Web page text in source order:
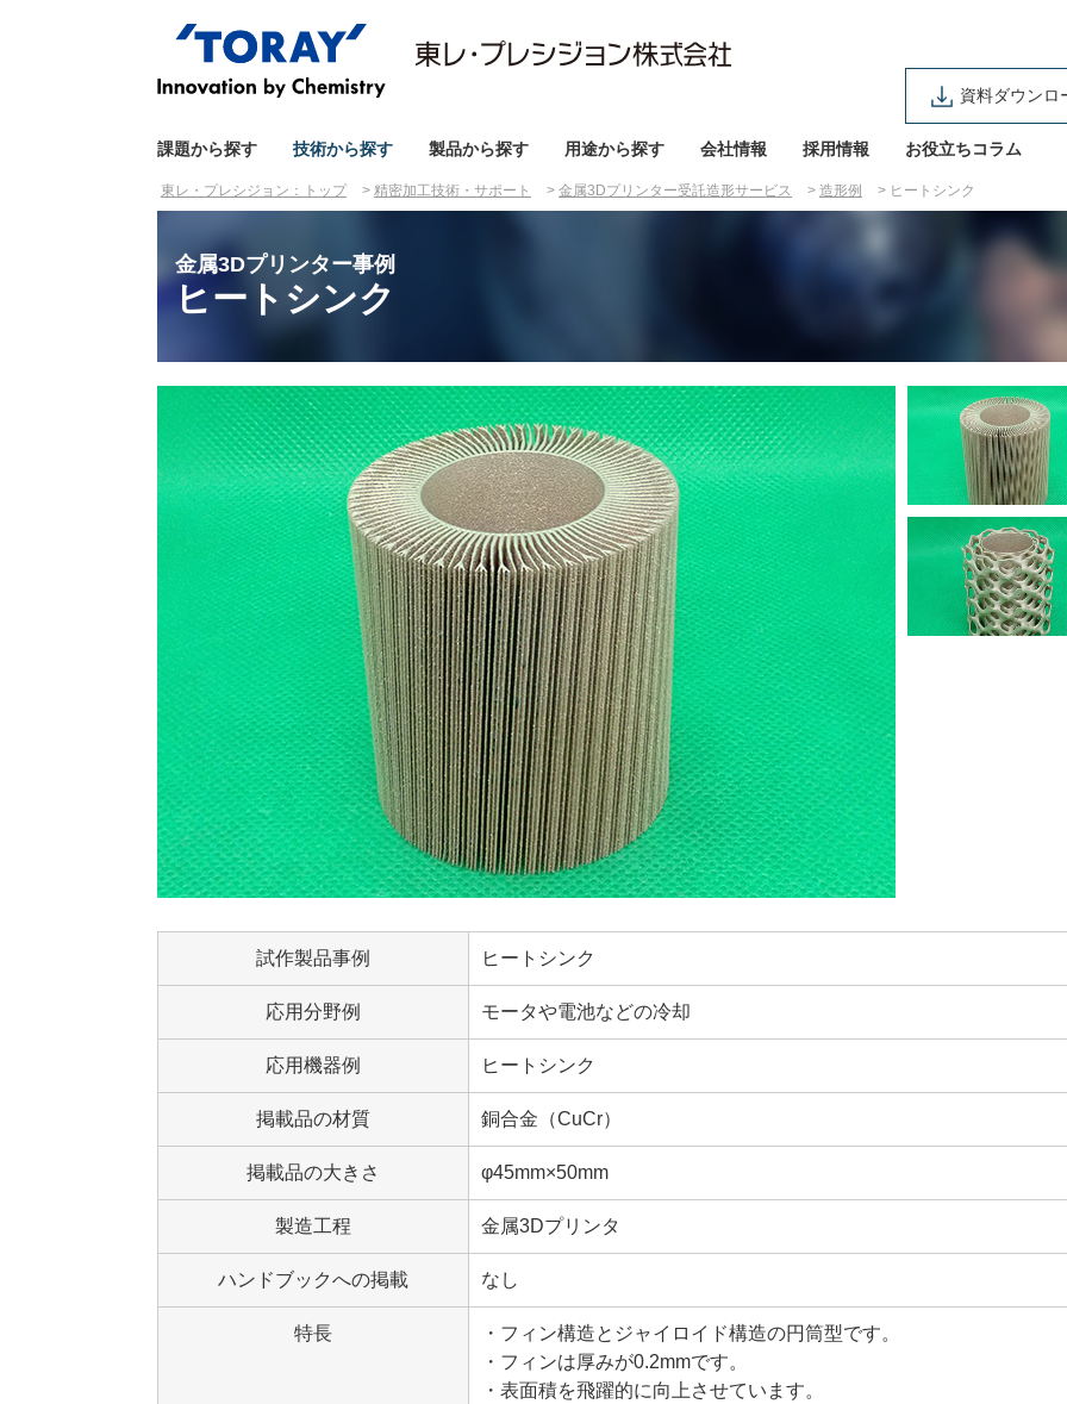
資料ダウンロ
課題から探す 技術から探す 製品から探す 用途から探す 会社情報 採用情報 お役立ちコラム
東レ・プレシジョン：トップ 精密加工技術・サポート 金属3Dプリンター受託造形サービス 造形例 ヒートシンク
金属3Dプリンター事例
ヒートシンク
試作製品事例 ヒートシンク
応用分野例 モータや電池などの冷却
応用機器例 ヒートシンク
掲載品の材質 銅合金（CuCr）
掲載品の大きさ φ45mm×50mm
製造工程 金属3Dプリンタ
ハンドブックへの掲載 なし
特長
・フィン構造とジャイロイド構造の円筒型です。
・フィンは厚みが0.2mmです。
・表面積を飛躍的に向上させています。